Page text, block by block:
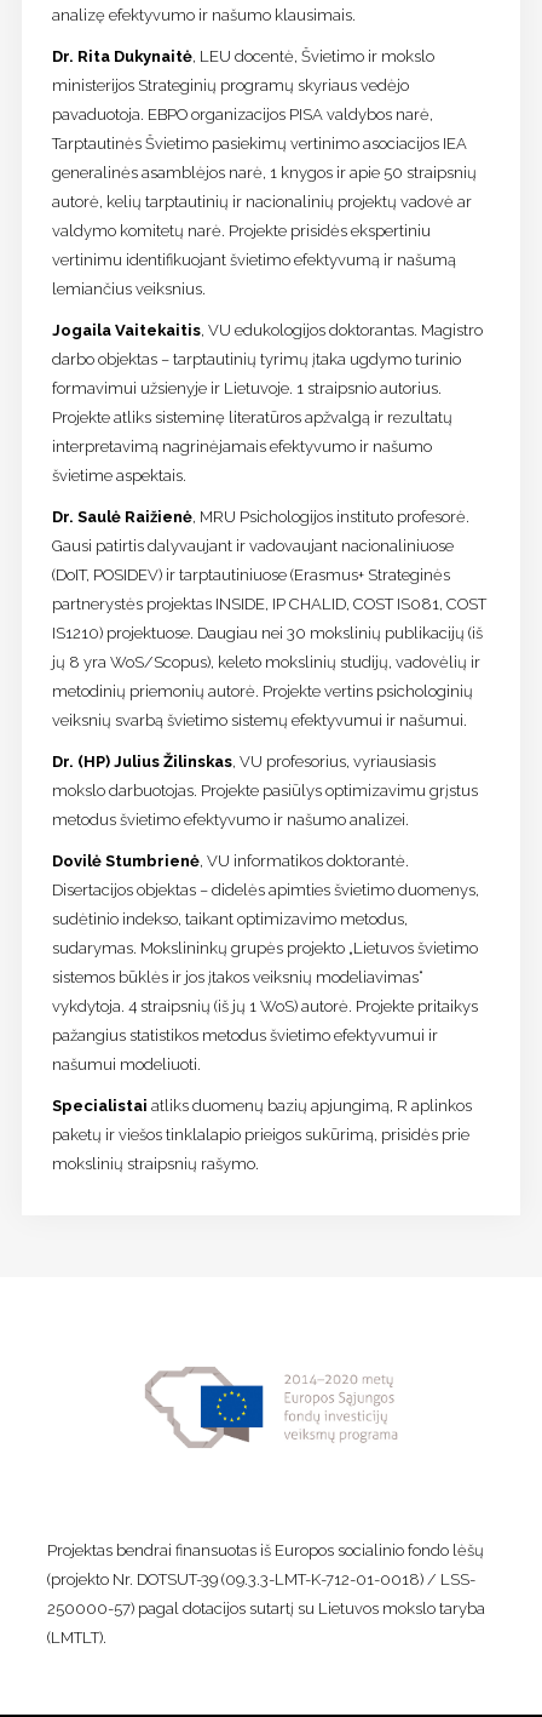
analizę efektyvumo ir našumo klausimais.
Dr. Rita Dukynaitė, LEU docentė, Švietimo ir mokslo
ministerijos Strateginių programų skyriaus vedėjo
pavaduotoja. EBPO organizacijos PISA valdybos narė,
Tarptautinės Švietimo pasiekimų vertinimo asociacijos IEA
generalinės asamblėjos narė, 1 knygos ir apie 50 straipsnių
autorė, kelių tarptautinių ir nacionalinių projektų vadovė ar
valdymo komitetų narė. Projekte prisidės ekspertiniu
vertinimu identifikuojant švietimo efektyvumą ir našumą
lemiančius veiksnius.
Jogaila Vaitekaitis, VU edukologijos doktorantas. Magistro
darbo objektas – tarptautinių tyrimų įtaka ugdymo turinio
formavimui užsienyje ir Lietuvoje. 1 straipsnio autorius.
Projekte atliks sisteminę literatūros apžvalgą ir rezultatų
interpretavimą nagrinėjamais efektyvumo ir našumo
švietime aspektais.
Dr. Saulė Raižienė, MRU Psichologijos instituto profesorė.
Gausi patirtis dalyvaujant ir vadovaujant nacionaliniuose
(DoIT, POSIDEV) ir tarptautiniuose (Erasmus+ Strateginės
partnerystės projektas INSIDE, IP CHALID, COST IS081, COST
IS1210) projektuose. Daugiau nei 30 mokslinių publikacijų (iš
jų 8 yra WoS/Scopus), keleto mokslinių studijų, vadovėlių ir
metodinių priemonių autorė. Projekte vertins psichologinių
veiksnių svarbą švietimo sistemų efektyvumui ir našumui.
Dr. (HP) Julius Žilinskas, VU profesorius, vyriausiasis
mokslo darbuotojas. Projekte pasiūlys optimizavimu grįstus
metodus švietimo efektyvumo ir našumo analizei.
Dovilė Stumbrienė, VU informatikos doktorantė.
Disertacijos objektas – didelės apimties švietimo duomenys,
sudėtinio indekso, taikant optimizavimo metodus,
sudarymas. Mokslininkų grupės projekto „Lietuvos švietimo
sistemos būklės ir jos įtakos veiksnių modeliavimas“
vykdytoja. 4 straipsnių (iš jų 1 WoS) autorė. Projekte pritaikys
pažangius statistikos metodus švietimo efektyvumui ir
našumui modeliuoti.
Specialistai atliks duomenų bazių apjungimą, R aplinkos
paketų ir viešos tinklalapio prieigos sukūrimą, prisidės prie
mokslinių straipsnių rašymo.
Projektas bendrai finansuotas iš Europos socialinio fondo lėšų
(projekto Nr. DOTSUT-39 (09.3.3-LMT-K-712-01-0018) / LSS-
250000-57) pagal dotacijos sutartį su Lietuvos mokslo taryba
(LMTLT).